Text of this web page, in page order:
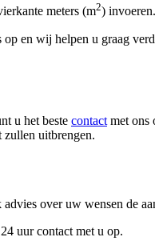
meters (m2)
en wij helpen u graag
u het beste contact met ons
uitbrengen.
over uw wensen de
uur contact met u op.